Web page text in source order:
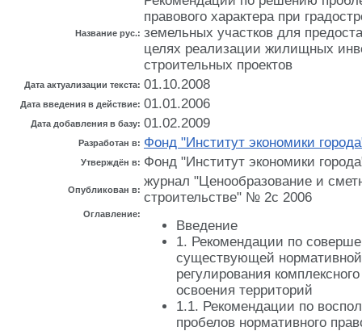
Название рус.:
правового характера при
земельных участков для
целях реализации жилищных
строительных проектов
Дата актуализации текста: 01.10.2008
Дата введения в действие: 01.01.2006
Дата добавления в базу: 01.02.2009
Разработан в: Фонд "Институт экономики
Утверждён в: Фонд "Институт экономики
Опубликован в:
журнал "Ценообразование и
строительстве" № 2с 2006
Оглавление:
Введение
1. Рекомендации по
существующей
регулирования
освоения территорий
1.1. Рекомендации по
пробелов нормативного